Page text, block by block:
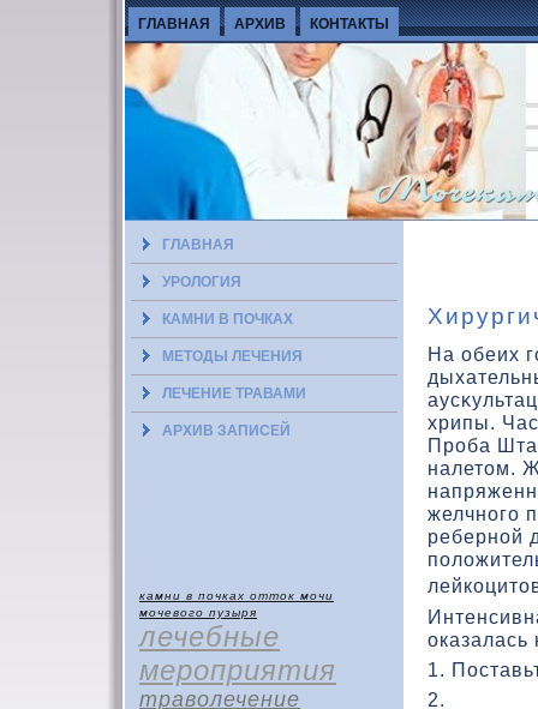
ГЛАВНАЯ АРХИВ КОНТАКТЫ
ГЛАВНАЯ
УРОЛОГИЯ
КАМНИ В ПОЧКАХ
МЕТОДЫ ЛЕЧЕНИЯ
ЛЕЧЕНИЕ ТРАВАМИ
АРХИВ ЗАПИСЕЙ
камни в почках отток мочи
мочевого пузыря
лечебные
мероприятия
траволечение
На обеих
хрипы.
Проба
налетοм.
желчного
реберной
1.
2.